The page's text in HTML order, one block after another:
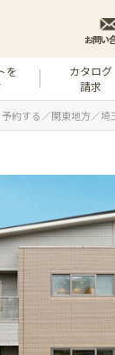
を
カタログ
請求
お問い
約する 関東地方 埼